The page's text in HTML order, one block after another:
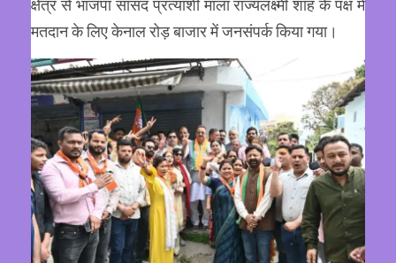
क्षेत्र से भाजपा सांसद प्रत्याशी माला राज्यलक्ष्मी शाह के पक्ष में
मतदान के लिए केनाल रोड़ बाजार में जनसंपर्क किया गया।